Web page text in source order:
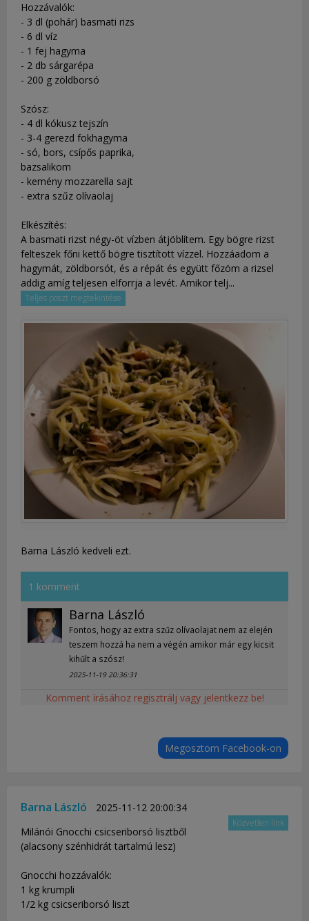
Hozzávalók:
- 3 dl (pohár) basmati rizs
- 6 dl víz
- 1 fej hagyma
- 2 db sárgarépa
- 200 g zöldborsó
Szósz:
- 4 dl kókusz tejszín
- 3-4 gerezd fokhagyma
- só, bors, csípős paprika,
bazsalikom
- kemény mozzarella sajt
- extra szűz olívaolaj
Elkészítés:
A basmati rizst négy-öt vízben átjöblítem. Egy bögre rizst
felteszek főni kettő bögre tisztított vízzel. Hozzáadom a
hagymát, zöldborsót, és a répát és együtt főzöm a rizsel
addig amíg teljesen elforrja a levét. Amikor telj...
Teljes poszt megtekintése
Barna László kedveli ezt.
1 komment
Barna László
Fontos, hogy az extra szűz olívaolajat nem az elején
teszem hozzá ha nem a végén amikor már egy kicsit
kihűlt a szósz!
2025-11-19 20:36:31
Komment írásához regisztrálj vagy jelentkezz be!
Megosztom Facebook-on
Barna László 2025-11-12 20:00:34
Közvetlen link
Milánói Gnocchi csicseriborsó lisztből
(alacsony szénhidrát tartalmú lesz)
Gnocchi hozzávalók:
1 kg krumpli
1/2 kg csicseriborsó liszt